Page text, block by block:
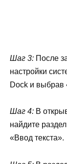
Шаг 3: После
настройки
Dock и выбрав
Шаг 4: В
найдите
«Ввод текста».